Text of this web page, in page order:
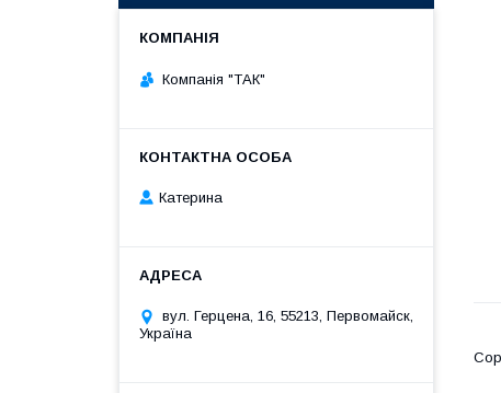
Компанія "ТАК"
Катерина
вул. Герцена, 16, 55213, Первомайск,
Україна